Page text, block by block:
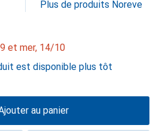
Plus de produits Noreve
et mer, 14/10
est disponible plus tôt
au panier